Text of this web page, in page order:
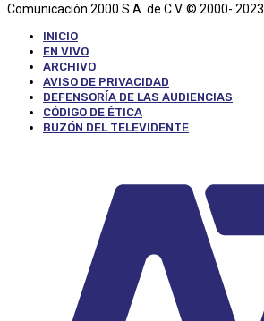
Comunicación 2000 S.A. de C.V. © 2000- 2023
INICIO
EN VIVO
ARCHIVO
AVISO DE PRIVACIDAD
DEFENSORÍA DE LAS AUDIENCIAS
CÓDIGO DE ÉTICA
BUZÓN DEL TELEVIDENTE